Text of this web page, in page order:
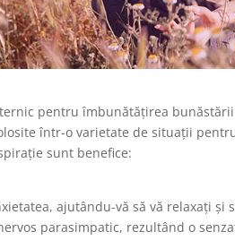
pentru îmbunătățirea
într-o varietate de situații
sunt benefice:
ajutându-vă să vă relaxați și
parasimpatic, rezultând o